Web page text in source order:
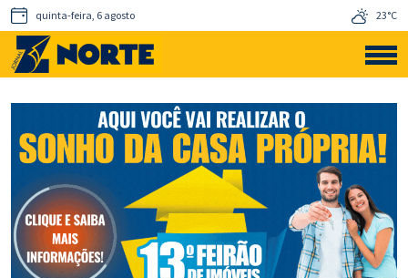
quinta-feira, 6 agosto 23°C